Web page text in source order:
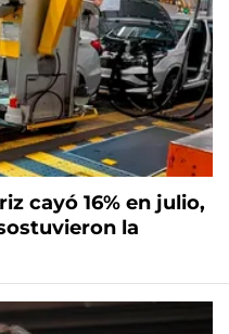
cayó 16% en julio,
la